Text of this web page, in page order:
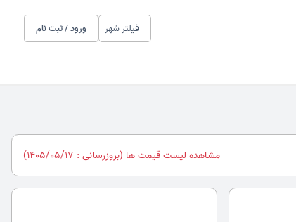
فیلتر شهر ورود / ثبت نام
مشاهده لیست قیمت ها (بروزرسانی : 1405/05/17)